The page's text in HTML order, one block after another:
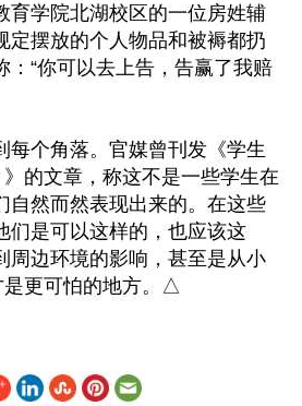
育学院北湖校区的一位房姓辅
定摆放的个人物品和被褥都扔
：“你可以去上告，告赢了我赔
每个角落。官媒曾刊发《学生
》的文章，称这不是一些学生在
自然而然表现出来的。在这些
们是可以这样的，也应该这
周边环境的影响，甚至是从小